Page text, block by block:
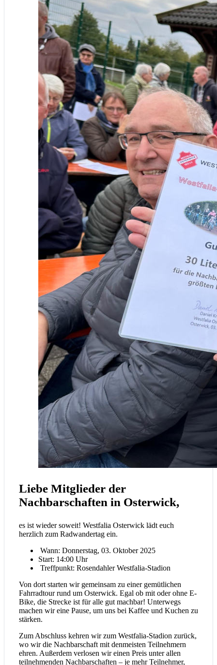
Liebe Mitglieder der
Nachbarschaften in Osterwick,
es ist wieder soweit! Westfalia Osterwick lädt euch
herzlich zum Radwandertag ein.
Wann: Donnerstag, 03. Oktober 2025
Start: 14:00 Uhr
Treffpunkt: Rosendahler Westfalia-Stadion
Von dort starten wir gemeinsam zu einer gemütlichen
Fahrradtour rund um Osterwick. Egal ob mit oder ohne E-
Bike, die Strecke ist für alle gut machbar! Unterwegs
machen wir eine Pause, um uns bei Kaffee und Kuchen zu
stärken.
Zum Abschluss kehren wir zum Westfalia-Stadion zurück,
wo wir die Nachbarschaft mit denmeisten Teilnehmern
ehren. Außerdem verlosen wir einen Preis unter allen
teilnehmenden Nachbarschaften – je mehr Teilnehmer,